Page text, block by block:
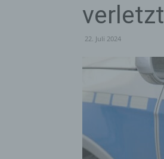
verletzt
22. Juli 2024